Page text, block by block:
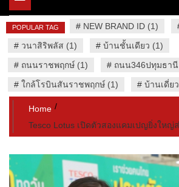
POPULAR TAG # NEW BRAND ID (1)
# วนาสิริพลัส (1) # บ้านชั้นเดียว (1)
# ถนนราชพฤกษ์ (1) # ถนน346ปทุมธานี
# ใกล้โรบินสันราชพฤกษ์ (1) # บ้านเดี่ย
Home
Tesco Lotus เปิดตัวสองแคมเปญยิ่งใหญ่